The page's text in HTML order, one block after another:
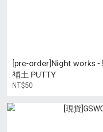
[pre-order]Night works
補土 PUTTY
NT$50